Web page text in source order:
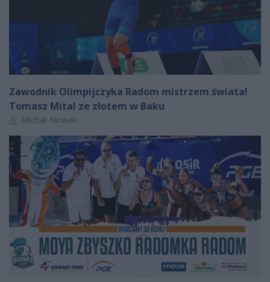
Zawodnik Olimpijczyka Radom mistrzem świata!
Tomasz Mital ze złotem w Baku
Autor artykułu:
Michał Nowak